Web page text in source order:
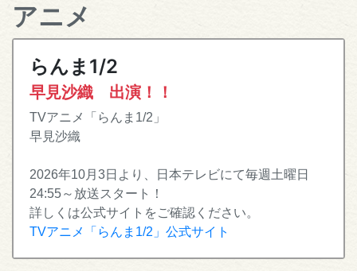
アニメ
らんま1/2
早見沙織 出演！！
TVアニメ「らんま1/2」
早見沙織
2026年10月3日より、日本テレビにて毎週土曜日
24:55～放送スタート！
詳しくは公式サイトをご確認ください。
TVアニメ「らんま1/2」公式サイト